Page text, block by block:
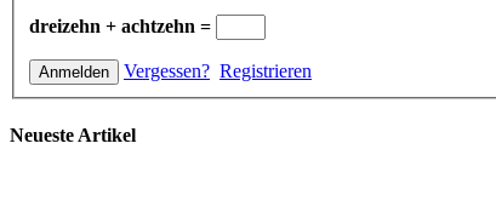
dreizehn + achtzehn =
Vergessen? Registrieren
Neueste Artikel